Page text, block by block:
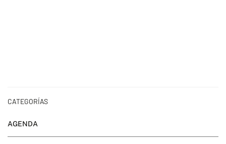
CATEGORÍAS
AGENDA